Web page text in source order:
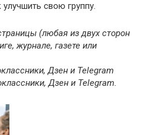
свою группу.
(любая из двух сторон
журнале, газете или
Дзен и Telegram
Дзен и Telegram.